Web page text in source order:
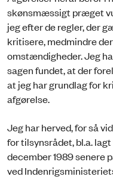
skønsmæssigt præget
jeg efter de regler, der
kritisere, medmindre
omstændigheder. Jeg
sagen fundet, at der
at jeg har grundlag for
afgørelse.
Jeg har herved, for så
for tilsynsrådet, bl.a.
december 1989 senere
ved